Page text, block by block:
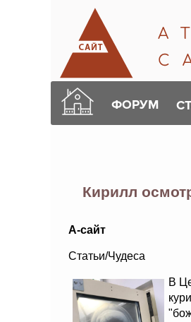
ФОРУМ
Кирилл
А-сайт
Статьи/Чудеса
В